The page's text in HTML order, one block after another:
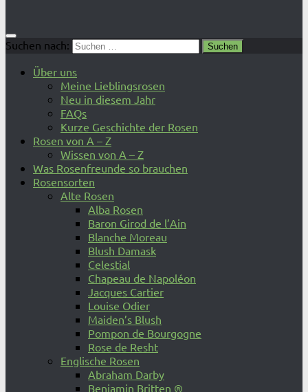
Suchen nach:
Über uns
Meine Lieblingsrosen
Neu in diesem Jahr
FAQs
Kurze Geschichte der Rosen
Rosen von A – Z
Wissen von A – Z
Was Rosenfreunde so brauchen
Rosensorten
Alte Rosen
Alba Rosen
Baron Girod de l’Ain
Blanche Moreau
Blush Damask
Celestial
Chapeau de Napoléon
Jacques Cartier
Louise Odier
Maiden’s Blush
Pompon de Bourgogne
Rose de Resht
Englische Rosen
Abraham Darby
Benjamin Britten ®